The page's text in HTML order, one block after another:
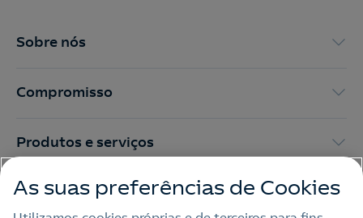
Sobre nós
Compromisso
Produtos e serviços
Trabalhar na Repsol
As suas preferências de Cookies